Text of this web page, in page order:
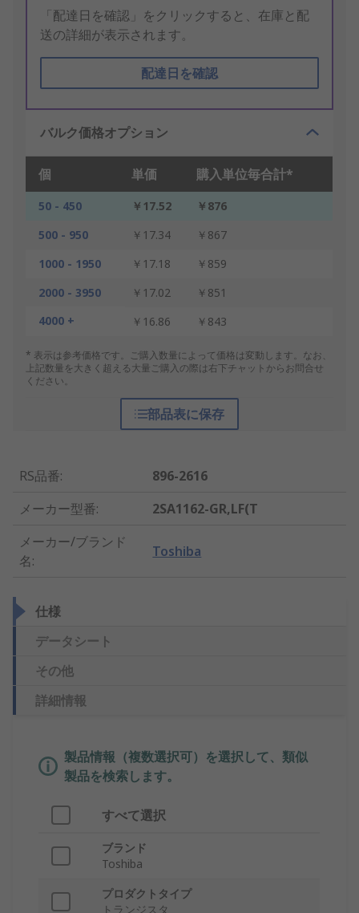
「配達日を確認」をクリックすると、在庫と配
送の詳細が表示されます。
配達日を確認
バルク価格オプション
個 単価 購入単位毎合計*
50 - 450 ￥17.52
￥876
500 - 950
￥17.34
￥867
1000 - 1950
￥17.18
￥859
2000 - 3950
￥17.02
￥851
4000 +
￥16.86 ￥843
* 表示は参考価格です。ご購入数量によって価格は変動します。なお、
上記数量を大きく超える大量ご購入の際は右下チャットからお問合せ
ください。
部品表に保存
RS品番:
896-2616
メーカー型番:
2SA1162-GR,LF(T
メーカー/ブランド
名:
Toshiba
仕様
データシート
その他
詳細情報
製品情報（複数選択可）を選択して、類似
製品を検索します。
すべて選択
ブランド
Toshiba
プロダクトタイプ
トランジスタ